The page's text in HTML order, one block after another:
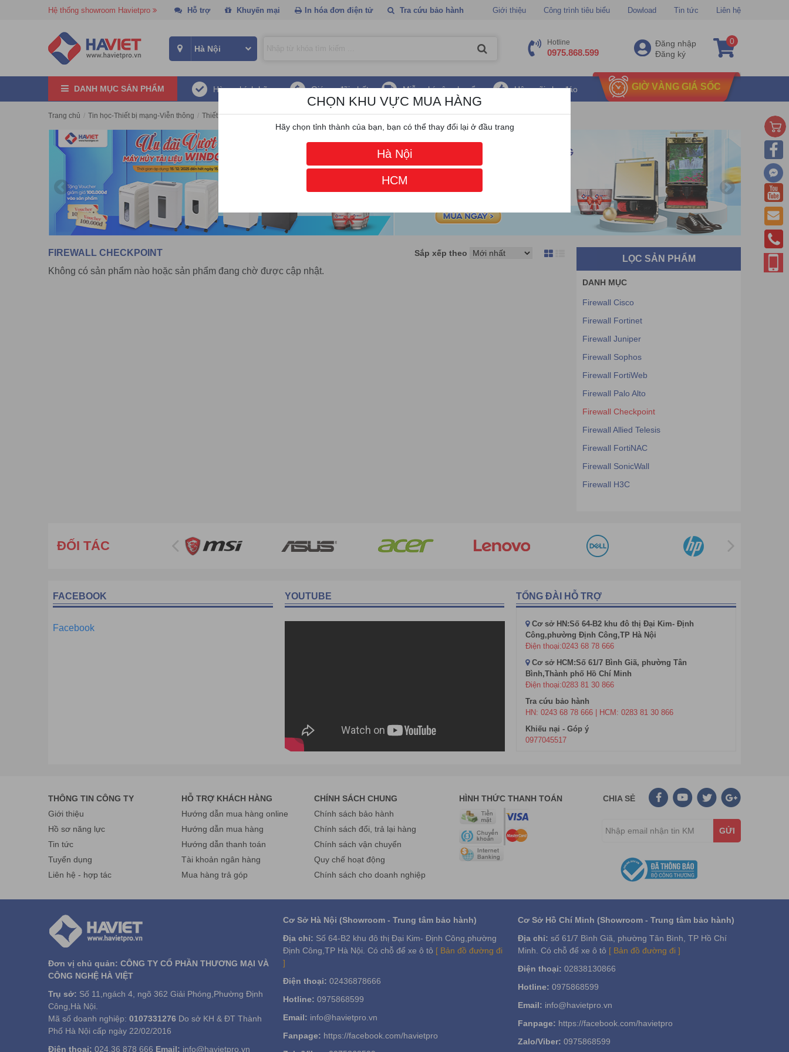
Hệ thống showroom Havietpro Hỗ trợ Khuyến mại In hóa đơn điện tử Tra cứu bảo hành Giới thiệu Công trình tiêu biểu Dowload Tin tức Liên hệ
Hotline
0975.868.599
Đăng nhập
Đăng ký
0
DANH MỤC SẢN PHẨM Hàng chính hãng Giá ưu đãi nhất Miễn phí vận chuyển Hậu mãi chu đáo GIỜ VÀNG GIÁ SỐC
Trang chủ / Tin học-Thiết bị mạng-Viễn thông / Thiết Bị Firewall / Firewall Checkpoint
FIREWALL CHECKPOINT Sắp xếp theo
Không có sản phẩm nào hoặc sản phẩm đang chờ được cập nhật.
LỌC SẢN PHẨM
DANH MỤC
Firewall Cisco
Firewall Fortinet
Firewall Juniper
Firewall Sophos
Firewall FortiWeb
Firewall Palo Alto
Firewall Checkpoint
Firewall Allied Telesis
Firewall FortiNAC
Firewall SonicWall
Firewall H3C
ĐỐI TÁC
FACEBOOK
Facebook
YOUTUBE TỔNG ĐÀI HỖ TRỢ
Cơ sở HN:Số 64-B2 khu đô thị Đại Kim- Định
Công,phường Định Công,TP Hà Nội
Điện thoại:0243 68 78 666
Cơ sở HCM:Số 61/7 Bình Giã, phường Tân
Bình,Thành phố Hồ Chí Minh
Điện thoại:0283 81 30 866
Tra cứu bảo hành
HN: 0243 68 78 666 | HCM: 0283 81 30 866
Khiếu nại - Góp ý
0977045517
THÔNG TIN CÔNG TY
Giới thiệu
Hồ sơ năng lực
Tin tức
Tuyển dụng
Liên hệ - hợp tác
HỖ TRỢ KHÁCH HÀNG
Hướng dẫn mua hàng online
Hướng dẫn mua hàng
Hướng dẫn thanh toán
Tài khoản ngân hàng
Mua hàng trả góp
CHÍNH SÁCH CHUNG
Chính sách bảo hành
Chính sách đổi, trả lại hàng
Chính sách vận chuyển
Quy chế hoạt động
Chính sách cho doanh nghiệp
HÌNH THỨC THANH TOÁN CHIA SẺ
GỬI
Đơn vị chủ quản: CÔNG TY CỔ PHẦN THƯƠNG MẠI VÀ
CÔNG NGHỆ HÀ VIỆT
Trụ sở: Số 11,ngách 4, ngõ 362 Giải Phóng,Phường Định
Công,Hà Nội.
Mã số doanh nghiệp: 0107331276 Do sở KH & ĐT Thành
Phố Hà Nội cấp ngày 22/02/2016
Điện thoại: 024.36 878 666 Email: info@havietpro.vn
Cơ Sở Hà Nội (Showroom - Trung tâm bảo hành)
Địa chỉ: Số 64-B2 khu đô thị Đại Kim- Định Công,phường
Định Công,TP Hà Nội. Có chỗ để xe ô tô [ Bản đồ đường đi
]
Điện thoại: 02436878666
Hotline: 0975868599
Email: info@havietpro.vn
Fanpage: https://facebook.com/havietpro
Cơ Sở Hồ Chí Minh (Showroom - Trung tâm bảo hành)
Địa chỉ: số 61/7 Bình Giã, phường Tân Bình, TP Hồ Chí
Minh. Có chỗ để xe ô tô [ Bản đồ đường đi ]
Điện thoại: 02838130866
Hotline: 0975868599
Email: info@havietpro.vn
Fanpage: https://facebook.com/havietpro
Zalo/Viber: 0975868599
CHỌN KHU VỰC MUA HÀNG
Hãy chọn tỉnh thành của bạn, bạn có thể thay đổi lại ở đầu trang
Hà Nội
HCM